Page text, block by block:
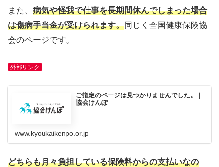
また、 病気や怪我で仕事を長期間休んでしまった場合
は傷病手当金が受けられます。 同じく全国健康保険協
会のページです。
外部リンク
ご指定のページは見つかりませんでした。｜
協会けんぽ
www.kyoukaikenpo.or.jp
どちらも月々負担している保険料からの支払いなの